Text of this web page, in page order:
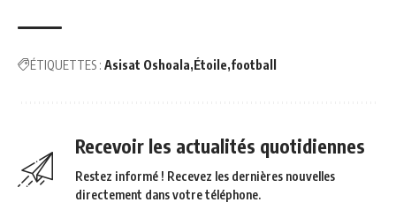
ÉTIQUETTES : Asisat Oshoala Étoile football
Recevoir les actualités quotidiennes
Restez informé ! Recevez les dernières nouvelles
directement dans votre téléphone.